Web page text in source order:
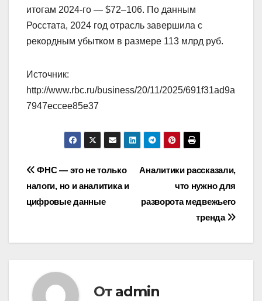
итогам 2024-го — $72–106. По данным
Росстата, 2024 год отрасль завершила с
рекордным убытком в размере 113 млрд руб.
Источник:
http://www.rbc.ru/business/20/11/2025/691f31ad9a
7947eccee85e37
Навигация
по
Аналитики рассказали,
что нужно для
разворота медвежьего
тренда
ФНС — это не только
налоги, но и аналитика и
цифровые данные
От admin